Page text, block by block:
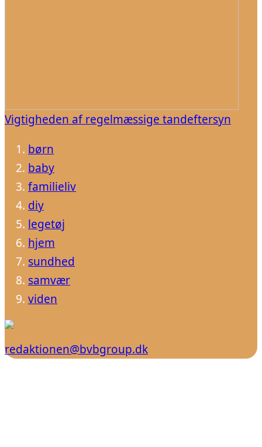
Vigtigheden af regelmæssige tandeftersyn
børn
baby
familieliv
diy
legetøj
hjem
sundhed
samvær
viden
redaktionen@bvbgroup.dk